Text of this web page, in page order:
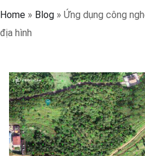
Home » Blog » Ứng dụng công
địa hình